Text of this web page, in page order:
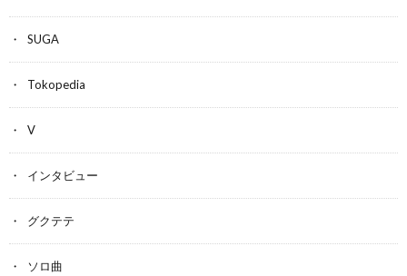
SUGA
Tokopedia
V
インタビュー
グクテテ
ソロ曲